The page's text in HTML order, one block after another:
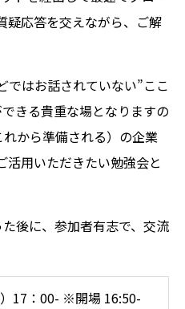
疑応答を交えながら、ご解
ではお話されていない”ここ
きる貴重な場となりますの
から準備される）の企業
活用いただきたい勉強会と
後に、参加者有志で、交流
17：00- ※開場 16:50-